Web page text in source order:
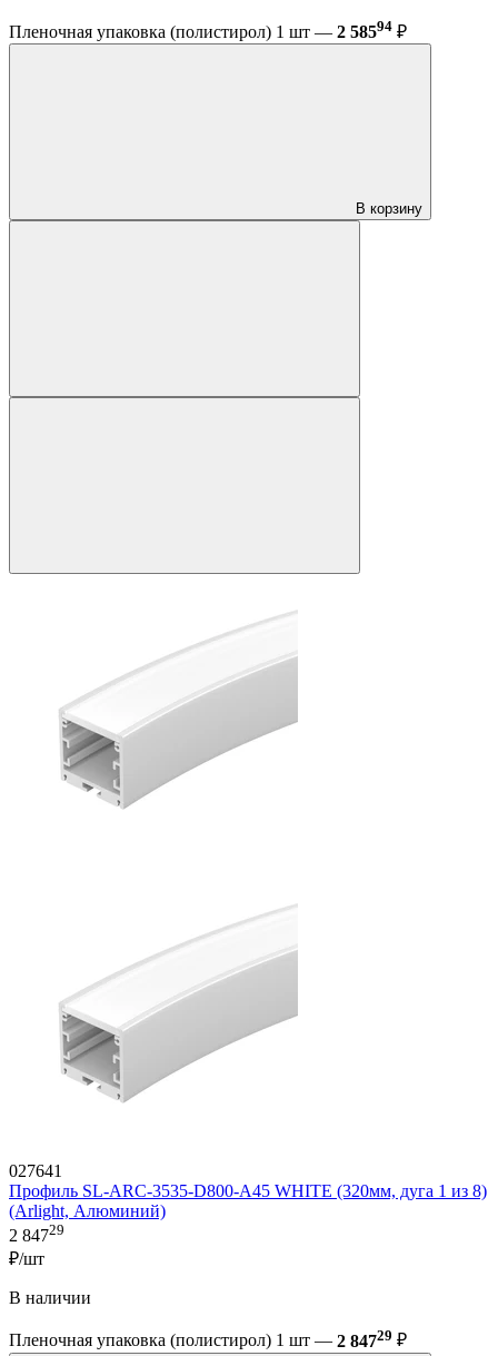
Пленочная упаковка (полистирол) 1 шт — 2 58594 ₽
В корзину
027641
Профиль SL-ARC-3535-D800-A45 WHITE (320мм, дуга 1 из 8)
(Arlight, Алюминий)
2 84729
₽/шт
В наличии
Пленочная упаковка (полистирол) 1 шт — 2 84729 ₽